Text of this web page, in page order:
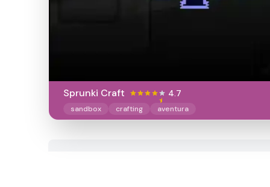
Sprunki Craft 4.7
sandbox crafting aventura